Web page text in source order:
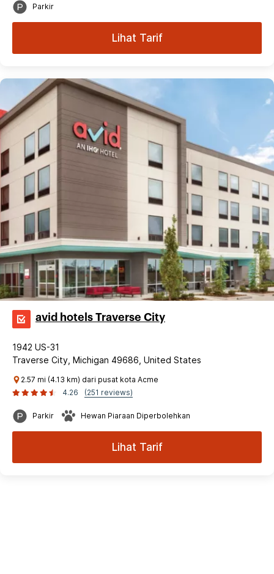
Parkir
Lihat Tarif
avid hotels Traverse City
1942 US-31
Traverse City, Michigan 49686, United States
2.57 mi (4.13 km) dari pusat kota Acme
4.26
(251 reviews)
Parkir Hewan Piaraan Diperbolehkan
Lihat Tarif